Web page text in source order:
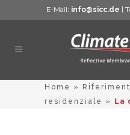
E-Mail: info@sicc.de |
Home »
residenziale
» La